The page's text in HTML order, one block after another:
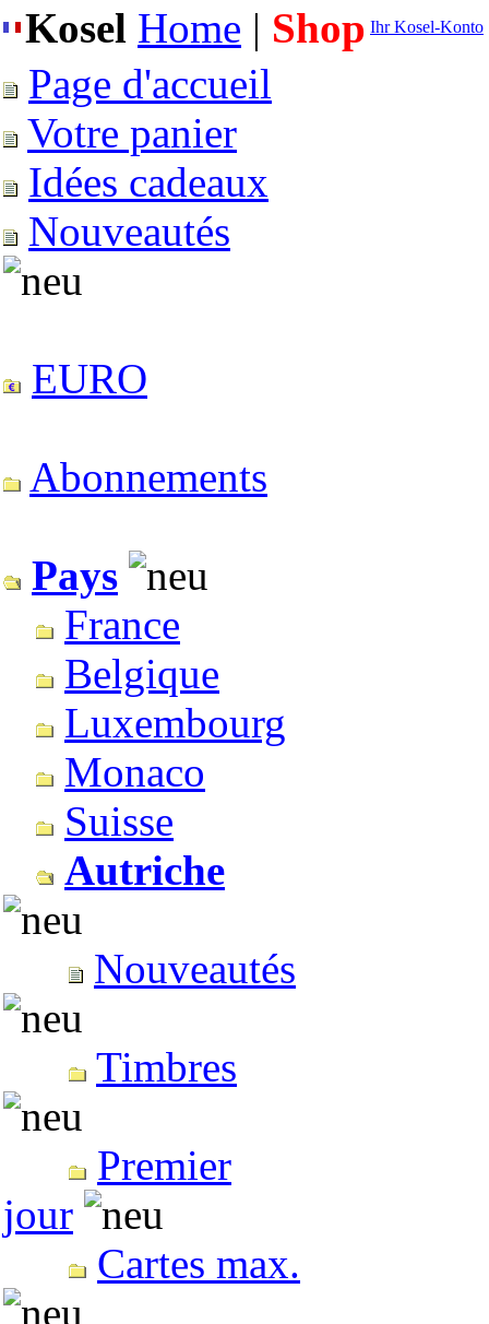
Kosel Home | Shop Ihr Kosel-Konto
Page d'accueil
Votre panier
Idées cadeaux
Nouveautés
EURO
Abonnements
Pays
France
Belgique
Luxembourg
Monaco
Suisse
Autriche
Nouveautés
Timbres
Premier
jour
Cartes max.